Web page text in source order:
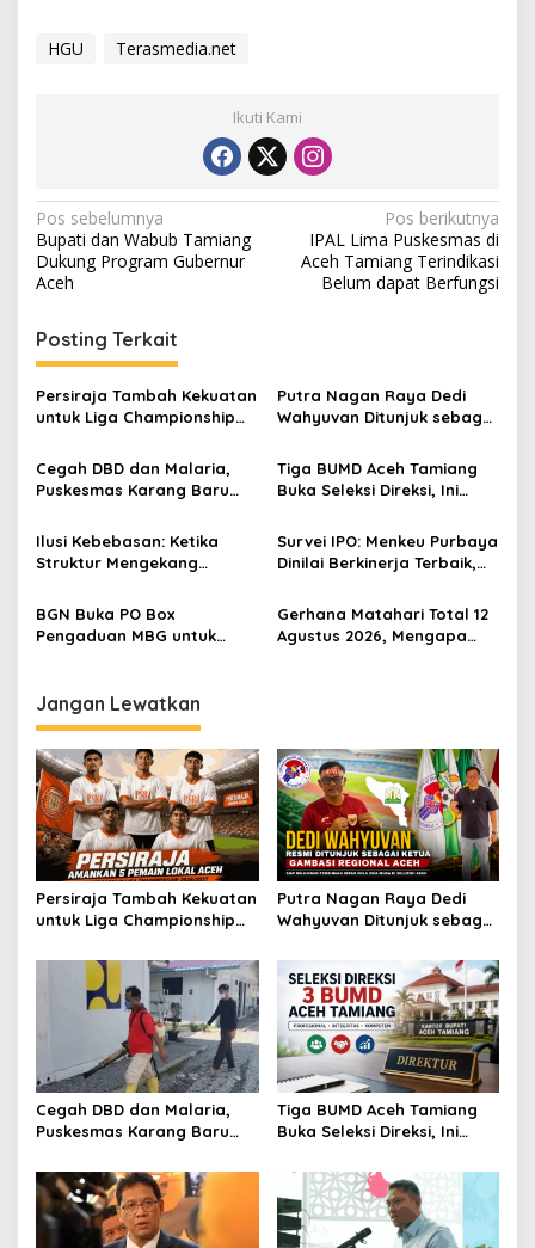
HGU Terasmedia.net
Ikuti Kami
N
a
v
i
g
a
s
i
p
o
s
Pos sebelumnya
Bupati dan Wabub Tamiang
Dukung Program Gubernur
Aceh
Pos berikutnya
IPAL Lima Puskesmas di
Aceh Tamiang Terindikasi
Belum dapat Berfungsi
Posting Terkait
Persiraja Tambah Kekuatan
untuk Liga Championship
Lokal Aceh Resmi Dikontrak
Putra Nagan Raya Dedi
Wahyuvan Ditunjuk sebagai
Aceh
Cegah DBD dan Malaria,
Puskesmas Karang Baru
Tiga BUMD Aceh Tamiang
Buka Seleksi Direksi, Ini
Pendaftarannya
Ilusi Kebebasan: Ketika
Struktur Mengekang
Survei IPO: Menkeu Purbaya
Dinilai Berkinerja Terbaik,
Tiga Besar
BGN Buka PO Box
Pengaduan MBG untuk
Gerhana Matahari Total 12
Agustus 2026, Mengapa
Jangan Lewatkan
Persiraja Tambah Kekuatan
untuk Liga Championship
Lokal Aceh Resmi Dikontrak
Putra Nagan Raya Dedi
Wahyuvan Ditunjuk sebagai
Aceh
Cegah DBD dan Malaria,
Puskesmas Karang Baru
Tiga BUMD Aceh Tamiang
Buka Seleksi Direksi, Ini
Pendaftarannya